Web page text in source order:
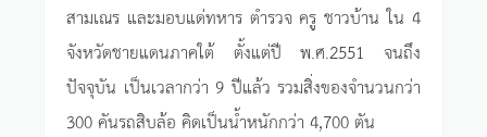
สามเณร และมอบแด่ทหาร ตำรวจ ครู ชาวบ้าน ใน 4
จังหวัดชายแดนภาคใต้ ตั้งแต่ปี พ.ศ.2551 จนถึง
ปัจจุบัน เป็นเวลากว่า 9 ปีแล้ว รวมสิ่งของจำนวนกว่า
300 คันรถสิบล้อ คิดเป็นน้ำหนักกว่า 4,700 ตัน